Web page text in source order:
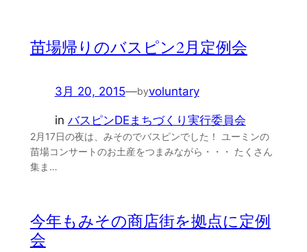
苗場帰りのバスピン2月定例会
3月 20, 2015—byvoluntary
in バスピンDEまちづくり実行委員会
2月17日の夜は、みそのでバスピンでした！ ユーミンの
苗場コンサートのお土産をつまみながら・・・ たくさん
集ま…
今年もみその商店街を拠点に定例
会